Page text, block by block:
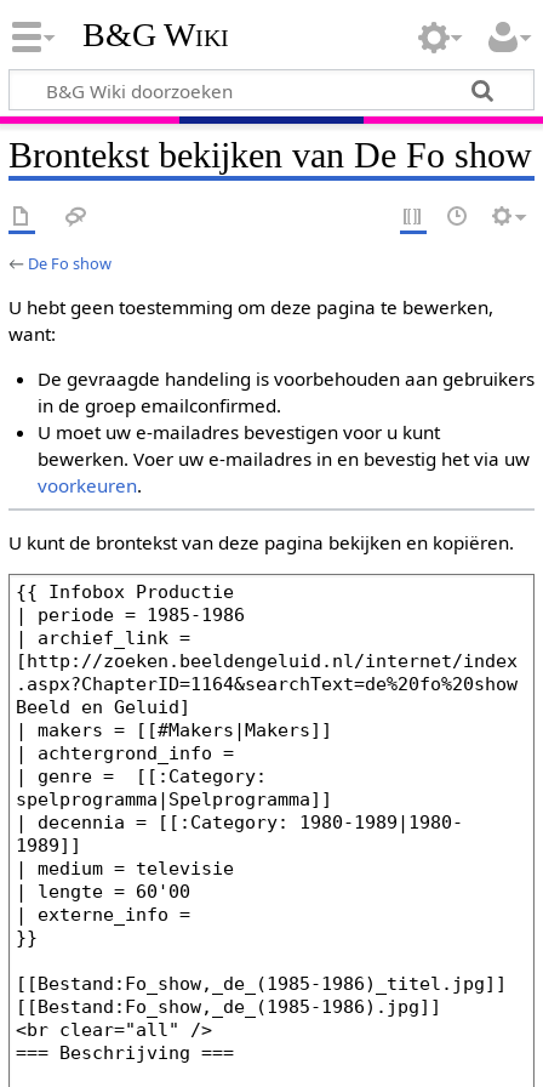
B&G Wiki
Brontekst bekijken van De Fo show
← De Fo show
U hebt geen toestemming om deze pagina te bewerken,
want:
De gevraagde handeling is voorbehouden aan gebruikers
in de groep emailconfirmed.
U moet uw e-mailadres bevestigen voor u kunt
bewerken. Voer uw e-mailadres in en bevestig het via uw
voorkeuren.
U kunt de brontekst van deze pagina bekijken en kopiëren.